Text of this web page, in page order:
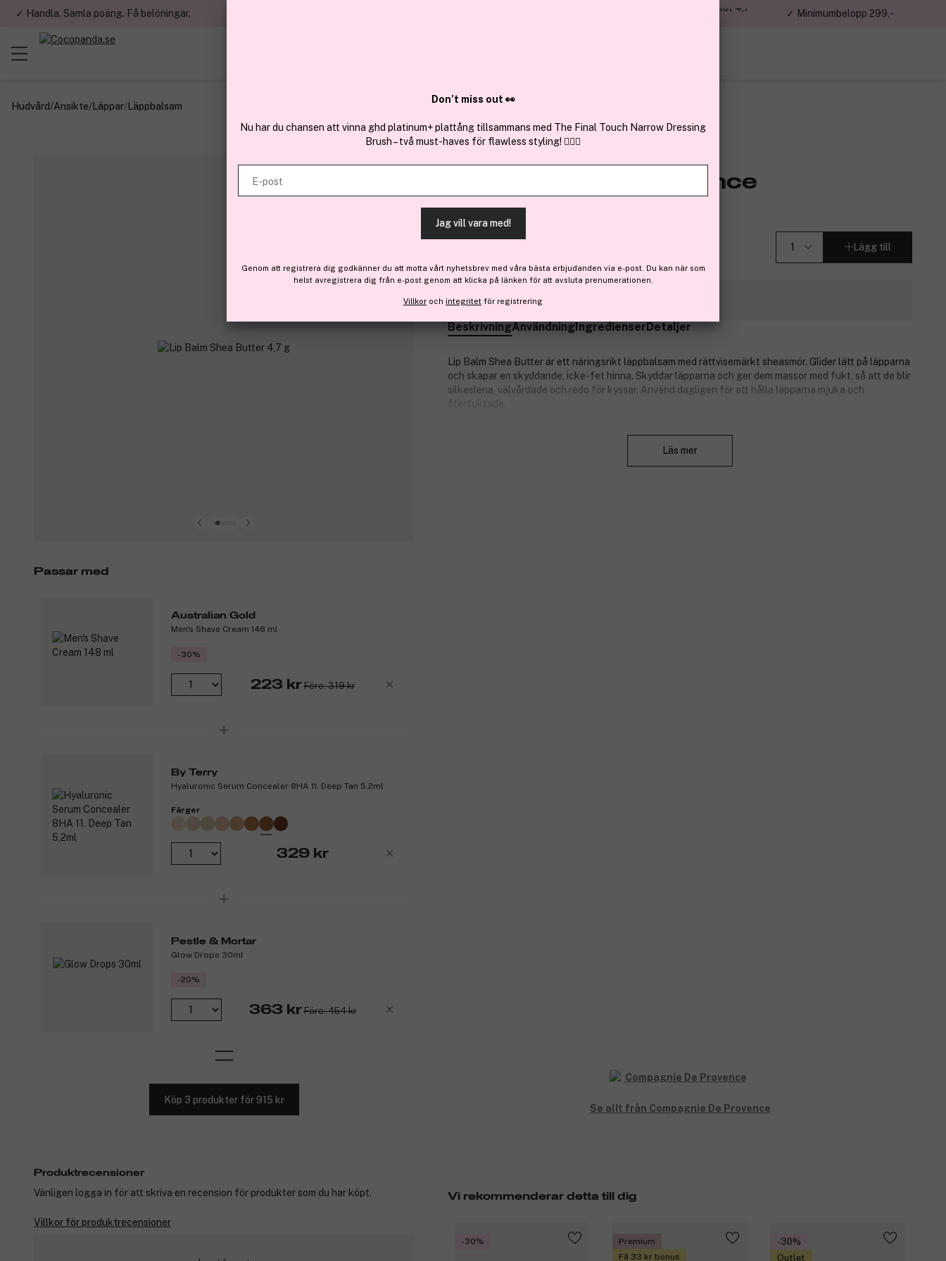
✓ Handla. Samla poäng. Få belöningar.
✓ Över 1,5 miljon kunder – Trustpilot 4,7
✓ Minimumbelopp 299,-
Hudvård/Ansikte/Läppar/Läppbalsam
Compagnie De Provence
Lip Balm Shea Butter 4,7 g
Lägg till
Finns online
BeskrivningAnvändningIngredienserDetaljer
Lip Balm Shea Butter är ett näringsrikt läppbalsam med rättvisemärkt sheasmör. Glider lätt på läpparna
och skapar en skyddande, icke-fet hinna. Skyddar läpparna och ger dem massor med fukt, så att de blir
silkeslena, välvårdade och redo för kyssar. Använd dagligen för att hålla läpparna mjuka och
återfuktade.
Läs mer
Passar med
Australian Gold
Men's Shave Cream 148 ml
-30%
223 kr Före: 319 kr
By Terry
Hyaluronic Serum Concealer 8HA 11. Deep Tan 5,2ml
Färger
329 kr
Pestle & Mortar
Glow Drops 30ml
-20%
363 kr Före: 454 kr
Köp 3 produkter för 915 kr
Se allt från Compagnie De Provence
Vi rekommenderar detta till dig
-30%
Premium
Få 33 kr bonus
-30%
Outlet
Produktrecensioner
Vänligen logga in för att skriva en recension för produkter som du har köpt.
Villkor för produktrecensioner
Don’t miss out 👀
Nu har du chansen att vinna ghd platinum+ plattång tillsammans med The Final Touch Narrow Dressing
Brush – två must-haves för flawless styling! 💇‍♀️✨
E-post
Jag vill vara med!
Genom att registrera dig godkänner du att motta vårt nyhetsbrev med våra bästa erbjudanden via e-post. Du kan när som
helst avregistrera dig från e-post genom att klicka på länken för att avsluta prenumerationen.
Villkor och integritet för registrering